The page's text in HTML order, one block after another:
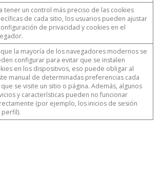
tener un control más preciso de las cookies
de cada sitio, los usuarios pueden ajustar
de privacidad y cookies en el
la mayoría de los navegadores modernos se
configurar para evitar que se instalen
en los dispositivos, eso puede obligar al
manual de determinadas preferencias cada
se visite un sitio o página. Además, algunos
y características pueden no funcionar
(por ejemplo, los inicios de sesión
perfil).